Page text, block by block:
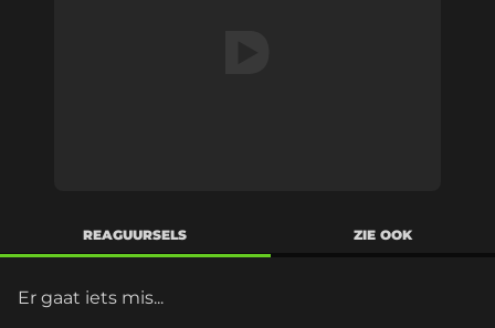
REAGUURSELS ZIE OOK
Er gaat iets mis...